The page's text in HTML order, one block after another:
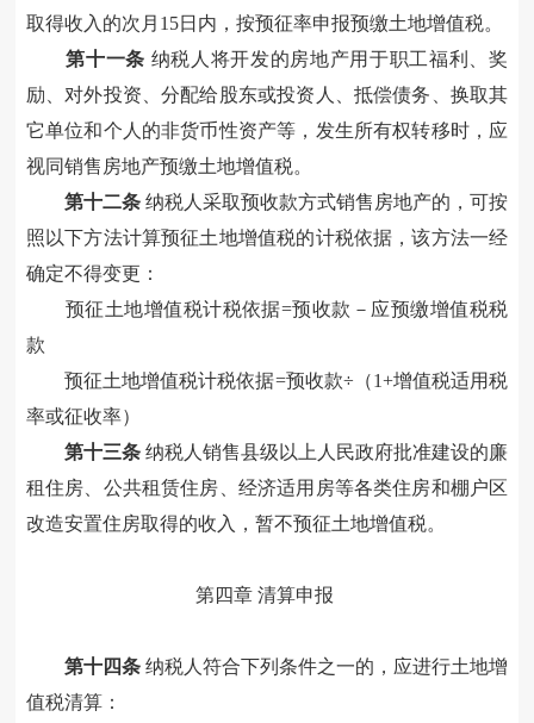
取得收入的次月15日内 ， 按预征率申报预缴土地增值税。
第十一条 纳税人将开发的房地产用于职工福利、奖
励、对外投资、分配给股东或投资人、抵偿债务、换取其
它单位和个人的非货币性资产等，发生所有权转移时， 应
视同销售 房地产预缴土地增值税。
第十二条 纳税人采取预收款方式销售房地产的，可按
照以下方法计算预征土地增值税的计税依据，该方法一经
确定不得变更：
预征土地增值税计税依据=预收款－应预缴增值税税
款
预征土地增值税计税依据=预收款÷（1+增值税适用税
率或征收率）
第十三条 纳税人 销售县级以上 人民政府批准建设的廉
租住房、公共租赁住房、经济适用房等各类住房和棚户区
改造安置住房取得的收入，暂不预征土地增值税。
第四章 清算申报
第十四条纳税人符合下列条件之一的，应进行土地增
值税清算：